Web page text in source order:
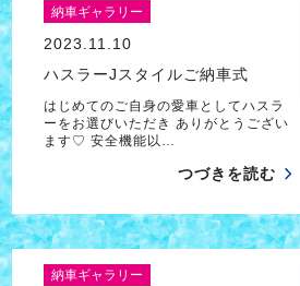
納車ギャラリー
2023.11.10
ハスラーJスタイルご納車式
はじめてのご自身の愛車としてハスラ
ーをお選びいただき ありがとうござい
ます♡ 安全機能以…
つづきを読む
納車ギャラリー